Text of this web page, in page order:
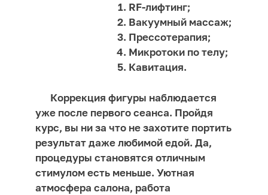
RF-лифтинг;
Вакуумный массаж;
Прессотерапия;
Микротоки по телу;
Кавитация.
Коррекция фигуры наблюдается
уже после первого сеанса. Пройдя
курс, вы ни за что не захотите портить
результат даже любимой едой. Да,
процедуры становятся отличным
стимулом есть меньше. Уютная
атмосфера салона, работа